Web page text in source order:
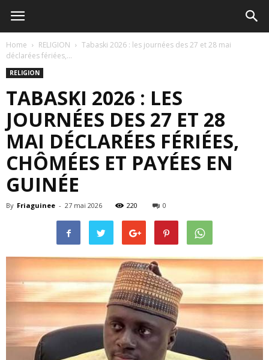
Home RELIGION
Tabaski 2026 : les journées des 27 et 28 mai
déclarées fériées,...
RELIGION
TABASKI 2026 : LES
JOURNÉES DES 27 ET 28
MAI DÉCLARÉES FÉRIÉES,
CHÔMÉES ET PAYÉES EN
GUINÉE
By Friaguinee - 27 mai 2026 220 0